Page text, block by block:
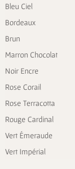
Bleu Ciel
Bordeaux
Brun
Marron Chocolat
Noir Encre
Rose Corail
Rose Terracotta
Rouge Cardinal
Vert Émeraude
Vert Impérial